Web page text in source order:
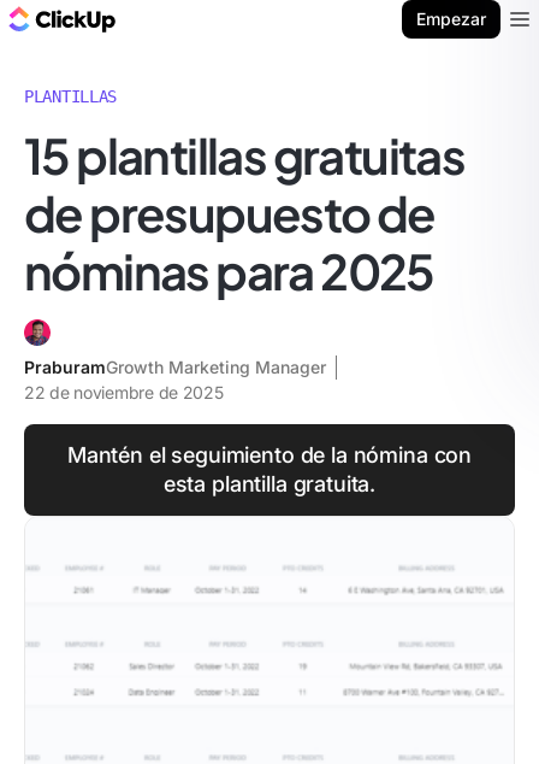
Empezar
PLANTILLAS
15 plantillas gratuitas
de presupuesto de
nóminas para 2025
PraburamGrowth Marketing Manager
22 de noviembre de 2025
Mantén el seguimiento de la nómina con
esta plantilla gratuita.